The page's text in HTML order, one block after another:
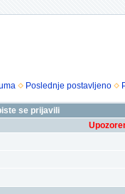
Poslednje postavljeno
se prijavili